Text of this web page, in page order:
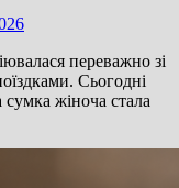
переважно зі
Сьогодні
жіноча стала